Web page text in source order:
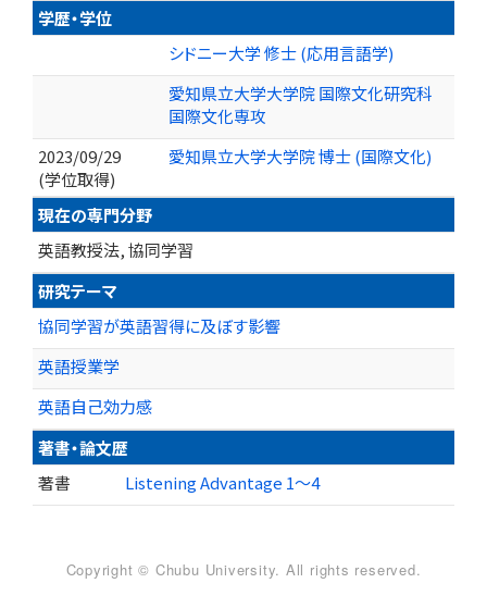
学歴・学位
シドニー大学 修士 (応用言語学)
愛知県立大学大学院 国際文化研究科
国際文化専攻
2023/09/29
(学位取得)
愛知県立大学大学院 博士 (国際文化)
現在の専門分野
英語教授法, 協同学習
研究テーマ
協同学習が英語習得に及ぼす影響
英語授業学
英語自己効力感
著書・論文歴
著書
Listening Advantage 1〜4
Copyright © Chubu University. All rights reserved.